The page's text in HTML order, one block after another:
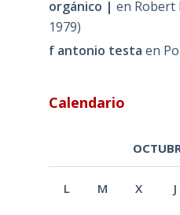
orgánico | en Robert
1979)
f antonio testa en
Calendario
L M X J